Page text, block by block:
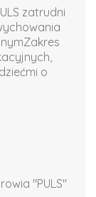
zatrudni
o
"PULS"